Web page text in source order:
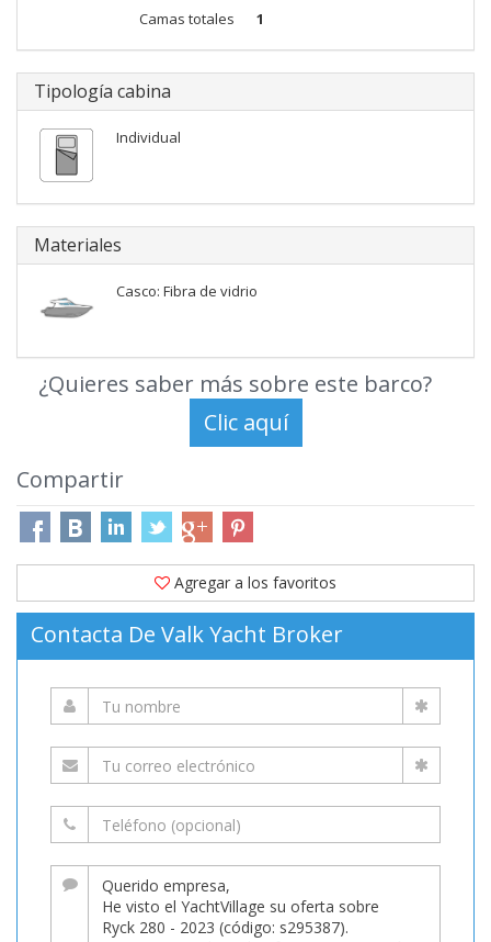
Camas totales
1
Tipología cabina
Individual
Materiales
Casco: Fibra de vidrio
¿Quieres saber más sobre este barco?
Compartir
Agregar a los favoritos
Contacta De Valk Yacht Broker